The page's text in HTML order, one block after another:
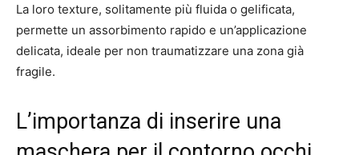
La loro texture, solitamente più fluida o gelificata,
permette un assorbimento rapido e un’applicazione
delicata, ideale per non traumatizzare una zona già
fragile.
L’importanza di inserire una